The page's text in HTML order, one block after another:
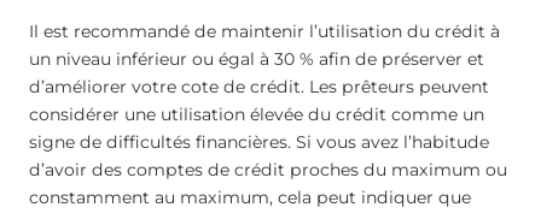
Il est recommandé de maintenir l’utilisation du crédit à
un niveau inférieur ou égal à 30 % afin de préserver et
d’améliorer votre cote de crédit. Les prêteurs peuvent
considérer une utilisation élevée du crédit comme un
signe de difficultés financières. Si vous avez l’habitude
d’avoir des comptes de crédit proches du maximum ou
constamment au maximum, cela peut indiquer que